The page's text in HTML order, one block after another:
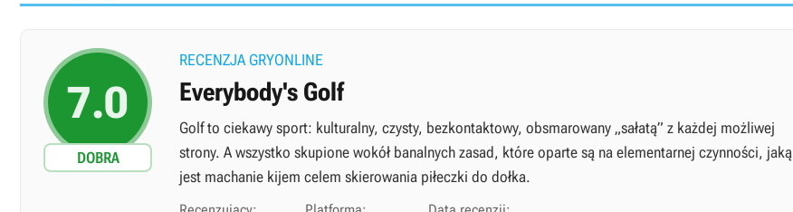
7.0
DOBRA
RECENZJA GRYONLINE
Everybody's Golf
Golf to ciekawy sport: kulturalny, czysty, bezkontaktowy, obsmarowany „sałatą” z każdej możliwej
strony. A wszystko skupione wokół banalnych zasad, które oparte są na elementarnej czynności, jaką
jest machanie kijem celem skierowania piłeczki do dołka.